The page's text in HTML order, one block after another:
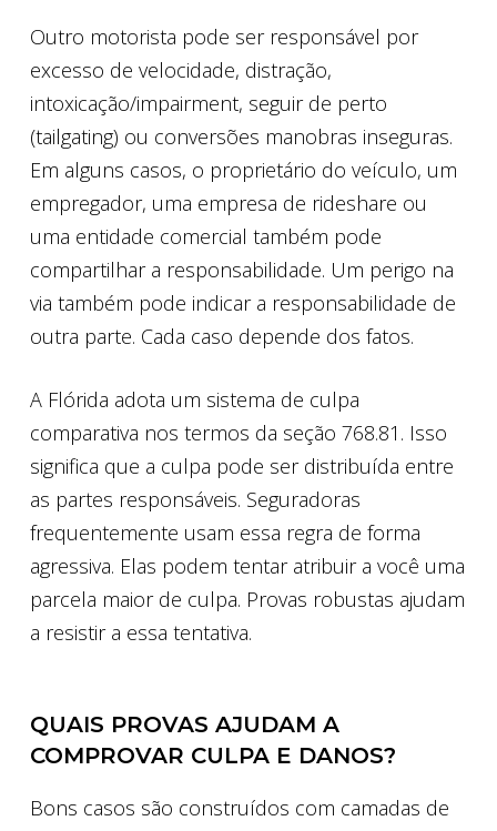
Outro motorista pode ser responsável por
excesso de velocidade, distração,
intoxicação/impairment, seguir de perto
(tailgating) ou conversões manobras inseguras.
Em alguns casos, o proprietário do veículo, um
empregador, uma empresa de rideshare ou
uma entidade comercial também pode
compartilhar a responsabilidade. Um perigo na
via também pode indicar a responsabilidade de
outra parte. Cada caso depende dos fatos.
A Flórida adota um sistema de culpa
comparativa nos termos da seção 768.81. Isso
significa que a culpa pode ser distribuída entre
as partes responsáveis. Seguradoras
frequentemente usam essa regra de forma
agressiva. Elas podem tentar atribuir a você uma
parcela maior de culpa. Provas robustas ajudam
a resistir a essa tentativa.
QUAIS PROVAS AJUDAM A
COMPROVAR CULPA E DANOS?
Bons casos são construídos com camadas de